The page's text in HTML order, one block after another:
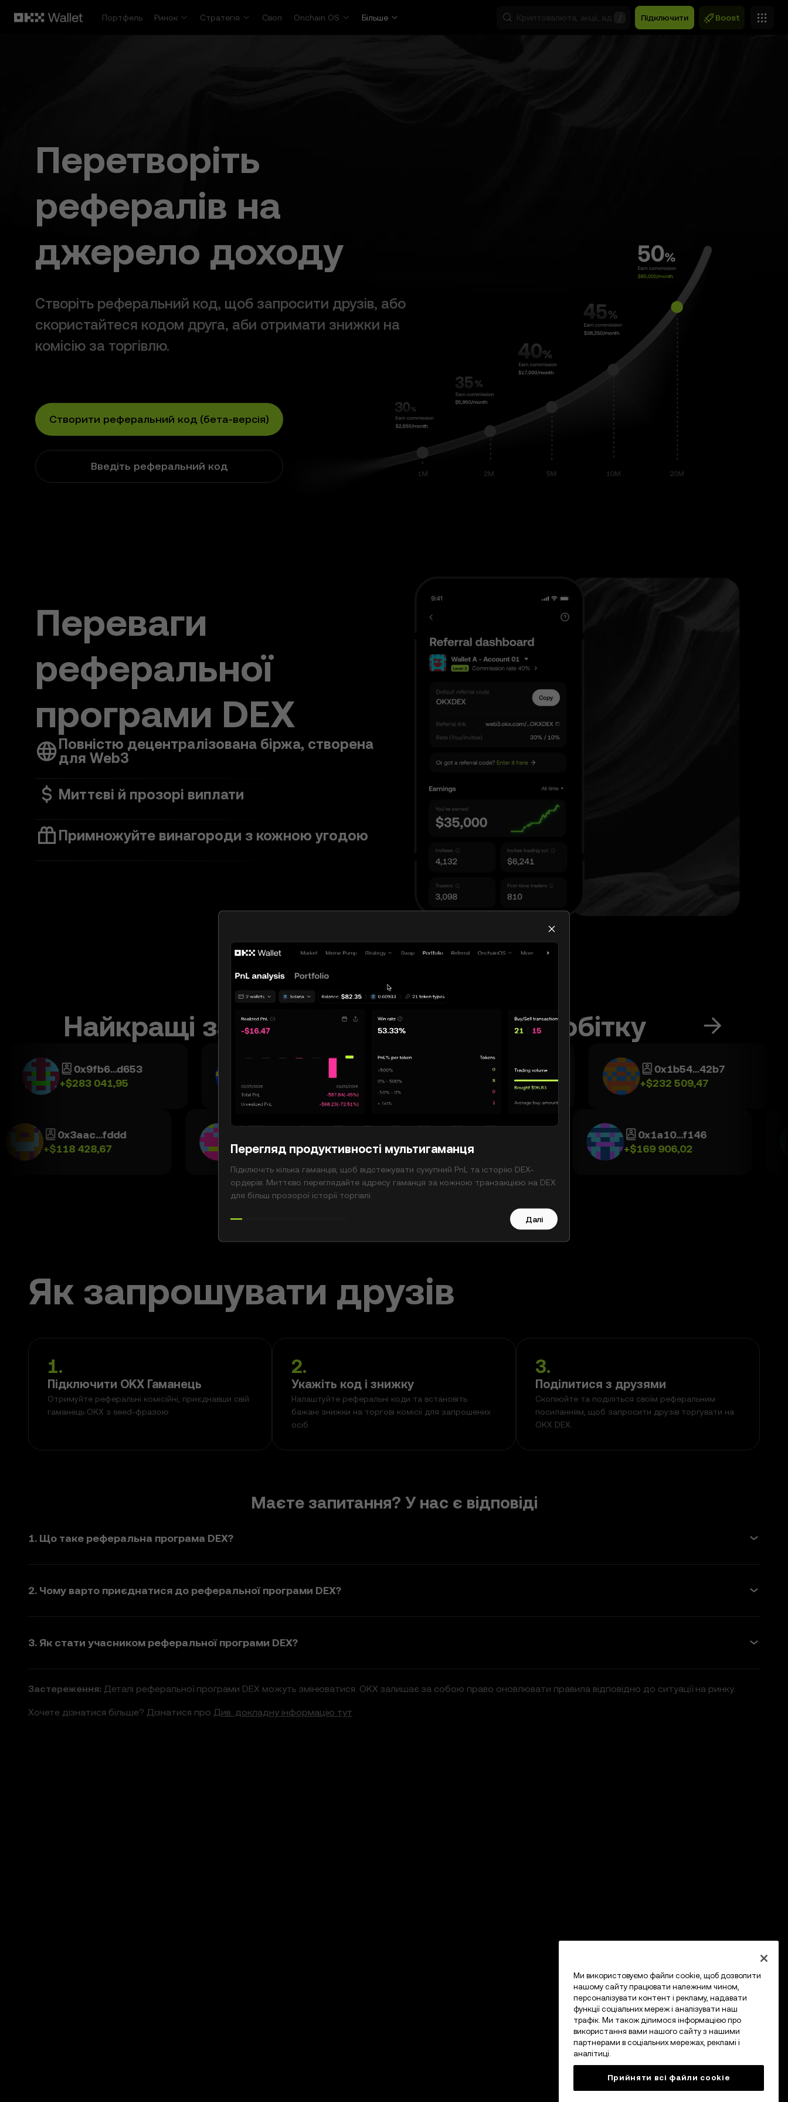
Портфель
Ринок Стратегія Своп Onchain OS Більше / Підключити Boost
Перетворіть
рефералів на
джерело доходу
Створіть реферальний код, щоб запросити друзів, або
скористайтеся кодом друга, аби отримати знижки на
комісію за торгівлю.
Створити реферальний код (бета-версія)
Введіть реферальний код
Переваги
реферальної
програми DEX
Повністю децентралізована біржа, створена
для Web3
Миттєві й прозорі виплати
Примножуйте винагороди з кожною угодою
Найкращі запрошувачі за сумою заробітку
0x9fb6...d653
+$283 041,95 $254 897,69
0x567e...f434
0x1b54...42b7
+$232 509,47
0x3aac...fddd
+$118 428,67
+$113 085,13
+$181 783,79
0x1a10...f146
+$169 906,02
Як запрошувати друзів
1.
Підключити OKX Гаманець
Отримуйте реферальні комісійні, приєднавши свій
гаманець OKX з seed-фразою
2.
Укажіть код і знижку
Налаштуйте реферальні коди та встановіть
бажані знижки на торгові комісії для запрошених
осіб
3.
Поділитися з друзями
Скопіюйте та поділіться своїм реферальним
посиланням, щоб запросити друзів торгувати на
OKX DEX.
Маєте запитання? У нас є відповіді
1. Що таке реферальна програма DEX?
2. Чому варто приєднатися до реферальної програми DEX?
3. Як стати учасником реферальної програми DEX?
Застереження: Деталі реферальної програми DEX можуть змінюватися. OKX залишає за собою право оновлювати правила відповідно до ситуації на ринку.
Хочете дізнатися більше? Дізнатися про Див. докладну інформацію тут
Перегляд продуктивності мультигаманця
Підключіть кілька гаманців, щоб відстежувати сукупний PnL та історію DEX-
ордерів. Миттєво переглядайте адресу гаманця за кожною транзакцією на DEX
для більш прозорої історії торгівлі.
Далі
Ми використовуємо файли cookie, щоб дозволити
нашому сайту працювати належним чином,
персоналізувати контент і рекламу, надавати
функції соціальних мереж і аналізувати наш
трафік. Ми також ділимося інформацією про
використання вами нашого сайту з нашими
партнерами в соціальних мережах, рекламі і
аналітиці.
Прийняти всі файли сookie